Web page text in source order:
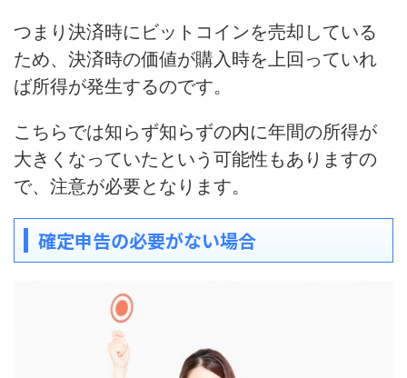
つまり決済時にビットコインを売却している
ため、 決済時の価値が購入時を上回っていれ
ば所得が発生するのです。
こちらでは知らず知らずの内に年間の所得が
大きくなっていたという可能性もありますの
で、注意が必要となります。
確定申告の必要がない場合